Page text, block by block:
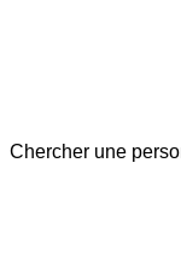
Chercher une